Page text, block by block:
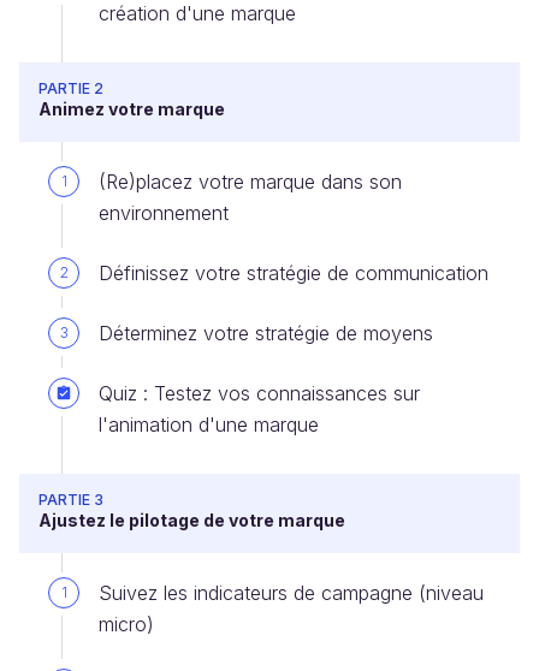
création d'une marque
PARTIE 2
Animez votre marque
1
(Re)placez votre marque dans son
environnement
2 Définissez votre stratégie de communication
3 Déterminez votre stratégie de moyens
Quiz : Testez vos connaissances sur
l'animation d'une marque
PARTIE 3
Ajustez le pilotage de votre marque
1
Suivez les indicateurs de campagne (niveau
micro)